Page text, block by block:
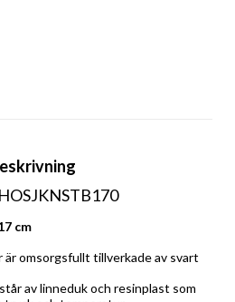
cm
är omsorgsfullt tillverkade av svart
av linneduk och resinplast som